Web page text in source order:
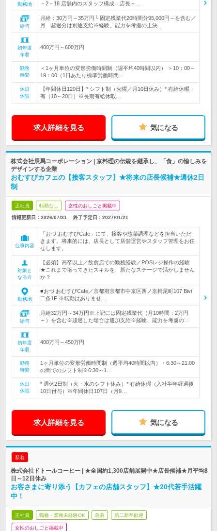
勤務地
－2－18 店舗内のスタッフ構成：店長＋…
給与
月給：30万円～35万円└ 固定残業代20時間分95,000円～を含む／
月 超過分は別途支給※経験、能力を考慮の上決…
初年度
年収
400万円～600万円
勤務
時間
＜1ヶ月単位の変形労働時間制（週平均40時間以内） ＞10：00～
19：00（1日あたり標準労働時間…
休日
休暇
【年間休日120日】* シフト制（火曜／月10日休み）* 有給休暇：
有（10～20日）※長期有給休暇…
求人詳細を見る 気になる
株式会社辰馬コーポレーション | 京料理の伝統を継承し、「食」の愉しみを
デザインする企業
おむすびカフェの【接客スタッフ】★将来の店長候補★週休2日
制
正社員 転勤なし 女性のおしごと掲載中
情報更新日：2026/07/31 終了予定日： 2027/01/21
仕事内容
「おづ おむすびCafe」にて、接客や惣菜調理などを担当いただ
きます。将来的には、店長として店舗運営やスタッフ管理をお任
せします。
対象と
なる方
【必須】高卒以上／飲食店での勤務経験／POSレジ操作の経験
★これまで培ってきたスキルを、新たなステージで活かしません
か？
勤務地
■おづ おむすびCafe／京都府京都市中京区西ノ京栂尾町107 Bivi
二条1F ※転勤はありませ…
給与
月給32万円～34万円※上記には固定残業代（月10時間：2万円
～）を含む※超過した場合は追加支給※経験、能力を考慮の…
初年度
年収
400万円～450万円
勤務
時間
1ヶ月単位の変形労働時間制（週平均40時間以内）・6:30～21:00
の間でのシフト制※6:30～1…
休日
休暇
* 週休2日制（火・水のシフト休み）* 有給休暇（入社半年経過後
10日付与）※年間休日107日（月9…
求人詳細を見る 気になる
新着
株式会社ドトールコーヒー | ★全国約1,300店舗展開中★店長候補★月平均8
日～12日休み
お客さまに寄り添う【カフェの店舗スタッフ】★20代若手活躍
中！
正社員 職種・業種未経験OK 急募 第二新卒歓迎
女性のおしごと掲載中